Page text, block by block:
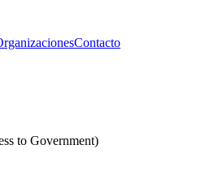
Contacto
to Government)